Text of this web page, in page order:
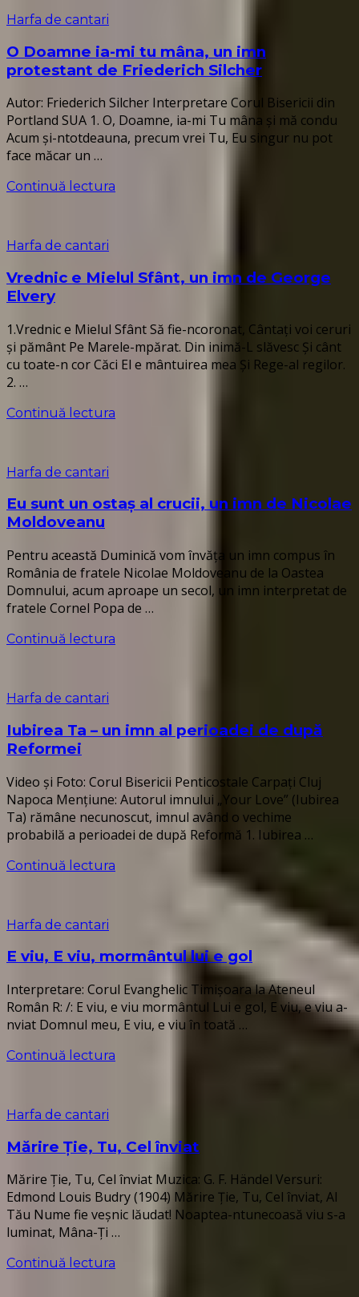
Harfa de cantari
O Doamne ia-mi tu mâna, un imn
protestant de Friederich Silcher
Autor: Friederich Silcher Interpretare Corul Bisericii din
Portland SUA 1. O, Doamne, ia-mi Tu mâna şi mă condu
Acum şi-ntotdeauna, precum vrei Tu, Eu singur nu pot
face măcar un …
Continuă lectura
Harfa de cantari
Vrednic e Mielul Sfânt, un imn de George
Elvery
1.Vrednic e Mielul Sfânt Să fie-ncoronat, Cântaţi voi ceruri
şi pământ Pe Marele-­mpărat. Din inimă-L slăvesc Şi cânt
cu toate-­n cor Căci El e mântuirea mea Şi Rege-­al regilor.
2. …
Continuă lectura
Harfa de cantari
Eu sunt un ostaș al crucii, un imn de Nicolae
Moldoveanu
Pentru această Duminică vom învăța un imn compus în
România de fratele Nicolae Moldoveanu de la Oastea
Domnului, acum aproape un secol, un imn interpretat de
fratele Cornel Popa de …
Continuă lectura
Harfa de cantari
Iubirea Ta – un imn al perioadei de după
Reformei
Video și Foto: Corul Bisericii Penticostale Carpați Cluj
Napoca Mențiune: Autorul imnului „Your Love” (Iubirea
Ta) rămâne necunoscut, imnul având o vechime
probabilă a perioadei de după Reformă 1. Iubirea …
Continuă lectura
Harfa de cantari
E viu, E viu, mormântul lui e gol
Interpretare: Corul Evanghelic Timișoara la Ateneul
Român R: /: E viu, e viu mormântul Lui e gol, E viu, e viu a-
nviat Domnul meu, E viu, e viu în toată …
Continuă lectura
Harfa de cantari
Mărire Ție, Tu, Cel înviat
Mărire Ție, Tu, Cel înviat Muzica: G. F. Händel Versuri:
Edmond Louis Budry (1904) Mărire Ție, Tu, Cel înviat, Al
Tău Nume fie veșnic lăudat! Noaptea-ntunecoasă viu s-a
luminat, Mâna-Ți …
Continuă lectura